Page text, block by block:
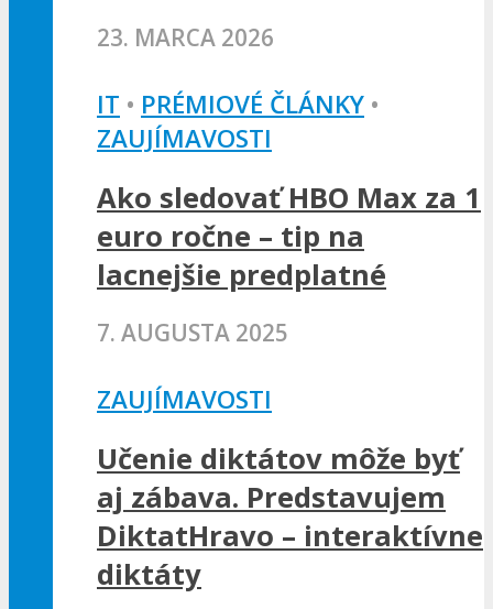
23. MARCA 2026
IT • PRÉMIOVÉ ČLÁNKY •
ZAUJÍMAVOSTI
Ako sledovať HBO Max za 1
euro ročne – tip na
lacnejšie predplatné
7. AUGUSTA 2025
ZAUJÍMAVOSTI
Učenie diktátov môže byť
aj zábava. Predstavujem
DiktatHravo – interaktívne
diktáty